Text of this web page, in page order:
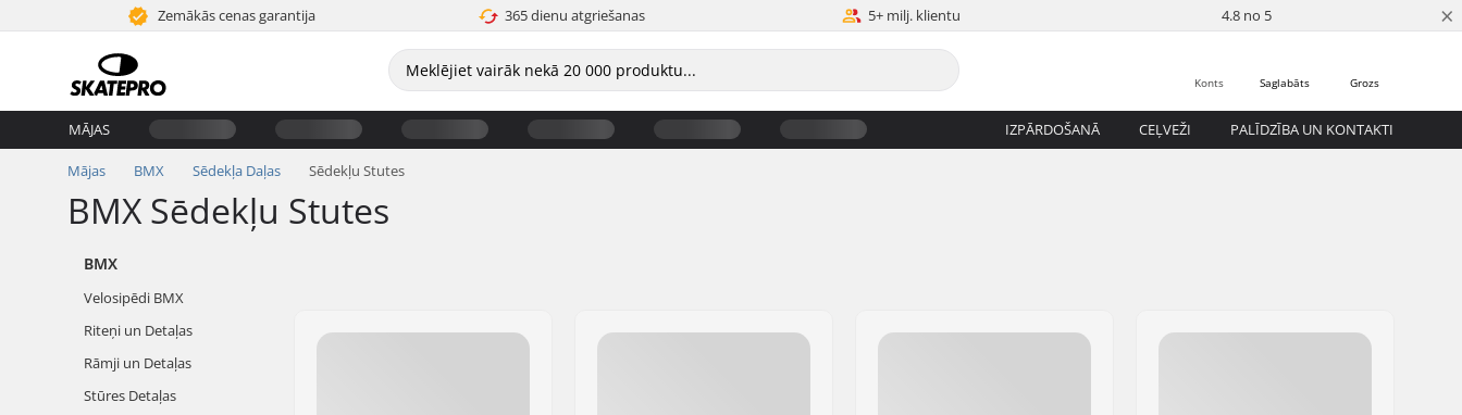
Zemākās cenas garantija 365 dienu atgriešanas 5+ milj. klientu 4.8 no 5 ×
Grozs
Saglabāts
Konts
MĀJAS IZPĀRDOŠANĀ CEĻVEŽI PALĪDZĪBA UN KONTAKTI
Mājas BMX Sēdekļa Daļas Sēdekļu Stutes
BMX Sēdekļu Stutes
BMX
Velosipēdi BMX
Riteņi un Detaļas
Rāmji un Detaļas
Stūres Detaļas